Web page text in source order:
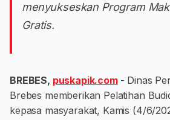
menyukseskan Program
Gratis.
BREBES, puskapik.com - Dinas
Brebes memberikan Pelatihan
kepasa masyarakat, Kamis (4/6/